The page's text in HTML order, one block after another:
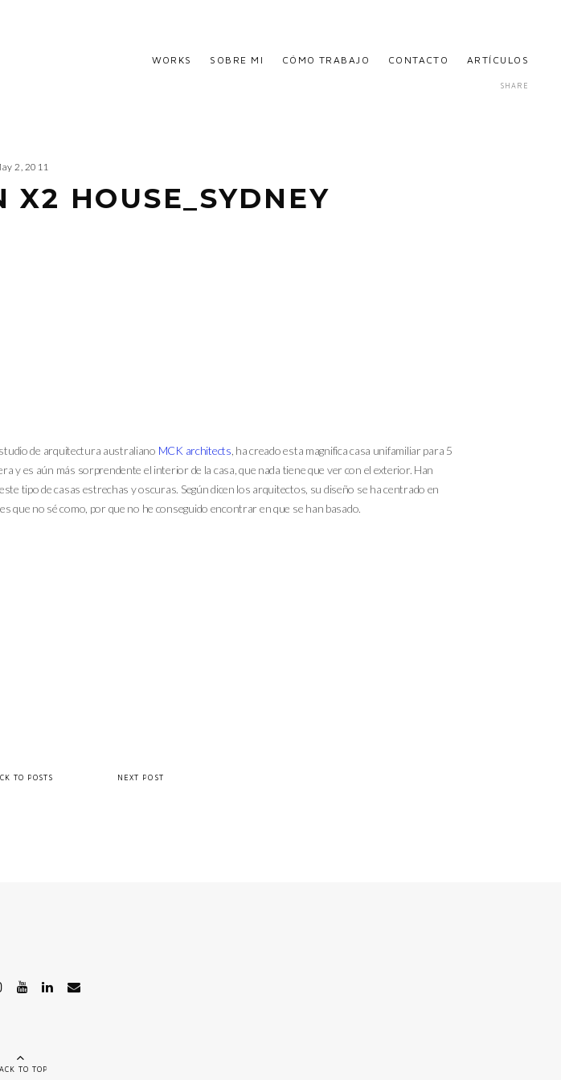
WORKS SOBRE MI CÓMO TRABAJO CONTACTO ARTÍCULOS
SHARE
2, 2011
HOUSE_SYDNEY
de arquitectura australiano MCK architects , ha creado esta magnifica casa unifamiliar para 5
y es aún más sorprendente el interior de la casa, que nada tiene que ver con el exterior. Han
tipo de casas estrechas y oscuras. Según dicen los arquitectos, su diseño se ha centrado en
que no sé como, por que no he conseguido encontrar en que se han basado.
TO POSTS NEXT POST
TO TOP